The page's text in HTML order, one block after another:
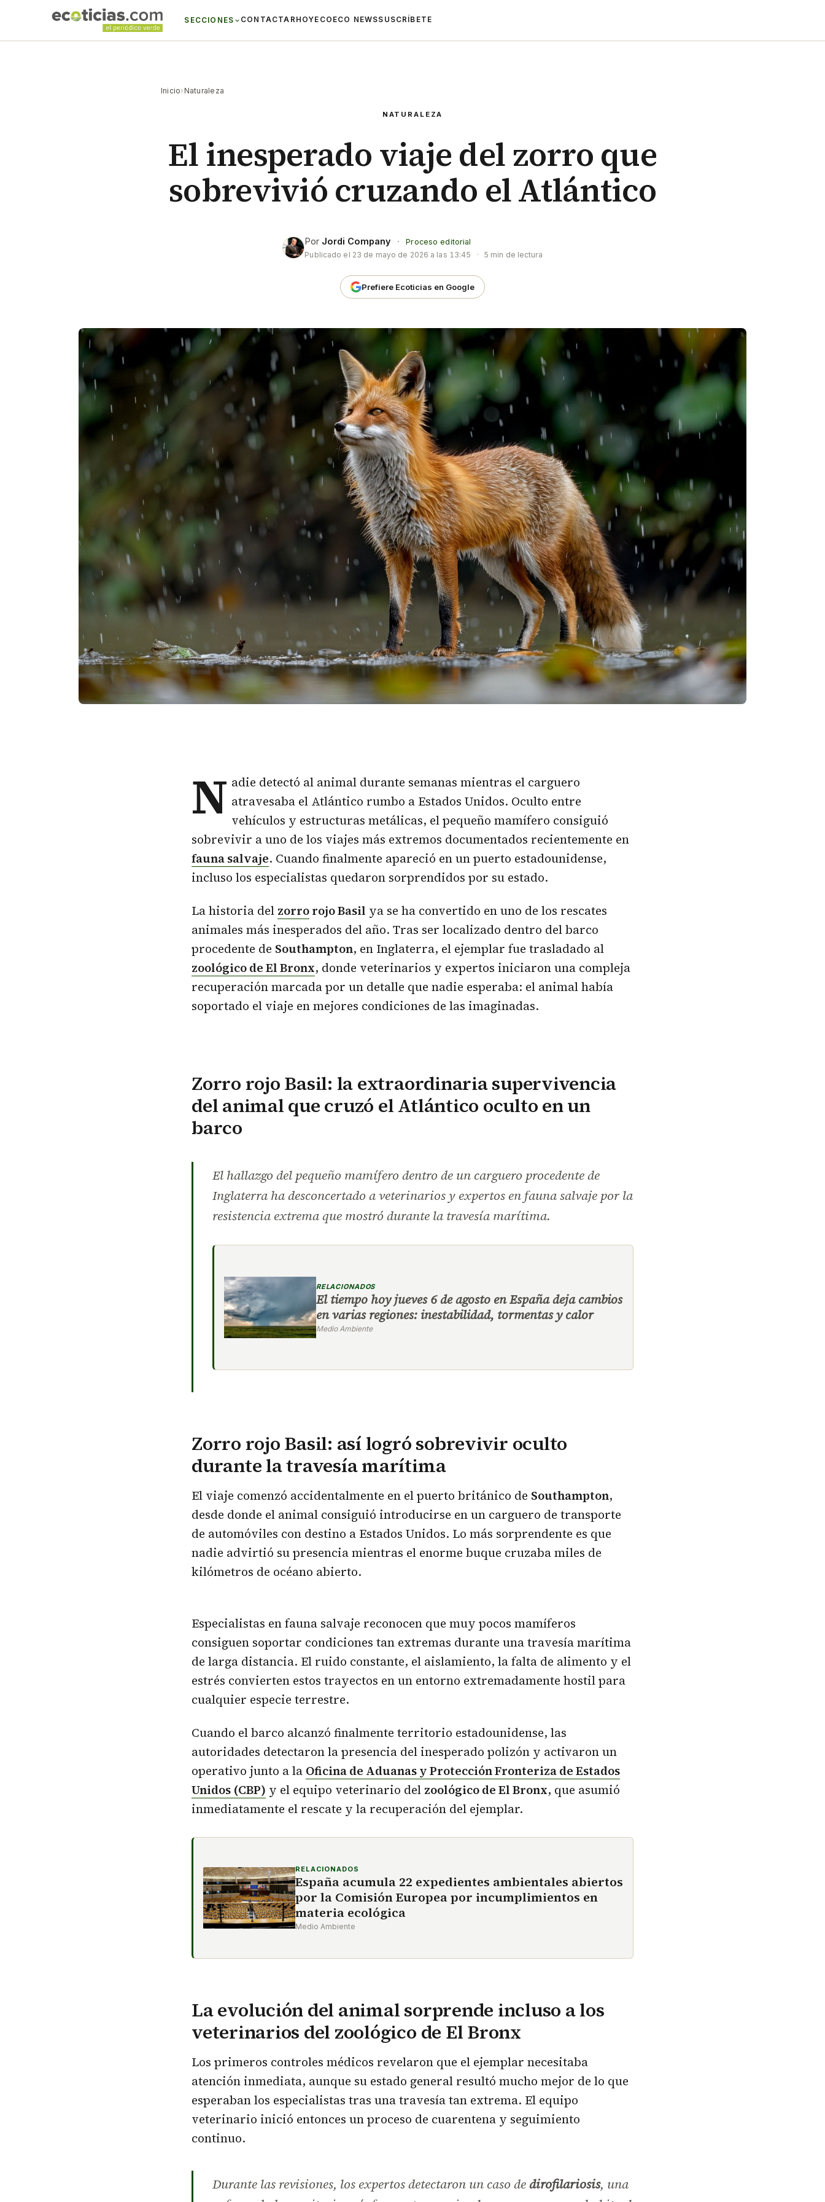
SECCIONES CONTACTAR HOYECO ECO NEWSSUSCRÍBETE
Inicio› Naturaleza
NATURALEZA
El inesperado viaje del zorro que
sobrevivió cruzando el Atlántico
Por Jordi Company ·
Proceso editorial
Publicado el 23 de mayo de 2026 a las 13:45 · 5 min de lectura
Prefiere Ecoticias en Google
N adie detectó al animal durante semanas mientras el carguero
atravesaba el Atlántico rumbo a Estados Unidos. Oculto entre
vehículos y estructuras metálicas, el pequeño mamífero consiguió
sobrevivir a uno de los viajes más extremos documentados recientemente en
fauna salvaje. Cuando finalmente apareció en un puerto estadounidense,
incluso los especialistas quedaron sorprendidos por su estado.
La historia del zorrorojo Basil ya se ha convertido en uno de los rescates
animales más inesperados del año. Tras ser localizado dentro del barco
procedente de Southampton, en Inglaterra, el ejemplar fue trasladado al
zoológico de El Bronx, donde veterinarios y expertos iniciaron una compleja
recuperación marcada por un detalle que nadie esperaba: el animal había
soportado el viaje en mejores condiciones de las imaginadas.
Zorro rojo Basil: la extraordinaria supervivencia
del animal que cruzó el Atlántico oculto en un
barco
El hallazgo del pequeño mamífero dentro de un carguero procedente de
Inglaterra ha desconcertado a veterinarios y expertos en fauna salvaje por la
resistencia extrema que mostró durante la travesía marítima.
RELACIONADOS
El tiempo hoy jueves 6 de agosto en España deja cambios
en varias regiones: inestabilidad, tormentas y calor
Medio Ambiente
Zorro rojo Basil: así logró sobrevivir oculto
durante la travesía marítima
El viaje comenzó accidentalmente en el puerto británico de Southampton,
desde donde el animal consiguió introducirse en un carguero de transporte
de automóviles con destino a Estados Unidos. Lo más sorprendente es que
nadie advirtió su presencia mientras el enorme buque cruzaba miles de
kilómetros de océano abierto.
Especialistas en fauna salvaje reconocen que muy pocos mamíferos
consiguen soportar condiciones tan extremas durante una travesía marítima
de larga distancia. El ruido constante, el aislamiento, la falta de alimento y el
estrés convierten estos trayectos en un entorno extremadamente hostil para
cualquier especie terrestre.
Cuando el barco alcanzó finalmente territorio estadounidense, las
autoridades detectaron la presencia del inesperado polizón y activaron un
operativo junto a la Oficina de Aduanas y Protección Fronteriza de Estados
Unidos (CBP) y el equipo veterinario del zoológico de El Bronx, que asumió
inmediatamente el rescate y la recuperación del ejemplar.
RELACIONADOS
España acumula 22 expedientes ambientales abiertos
por la Comisión Europea por incumplimientos en
materia ecológica
Medio Ambiente
La evolución del animal sorprende incluso a los
veterinarios del zoológico de El Bronx
Los primeros controles médicos revelaron que el ejemplar necesitaba
atención inmediata, aunque su estado general resultó mucho mejor de lo que
esperaban los especialistas tras una travesía tan extrema. El equipo
veterinario inició entonces un proceso de cuarentena y seguimiento
continuo.
Durante las revisiones, los expertos detectaron un caso dedirofilariosis, una